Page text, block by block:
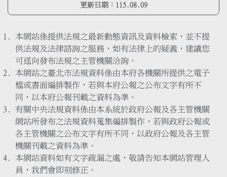
更新日期： 115.08.09
本網站係提供法規之最新動態資訊及資料檢索，並不提
供法規及法律諮詢之服務，如有法律上的疑義，建議您
可逕向發布法規之主管機關洽詢。
本網站之臺北市法規資料係由本府各機關所提供之電子
檔或書面編排製作，若與本府公報之公布文字有所不
同，以本府公報刊載之資料為準。
有關中央法規資料係由本系統於政府公報及各主管機關
網站所發布之法規資料蒐集編排製作，若與政府公報或
各主管機關之公布文字有所不同，以政府公報及各主管
機關刊載之資料為準。
本網站資料如有文字疏漏之處，敬請告知本網站管理人
員，我們會即刻修正。